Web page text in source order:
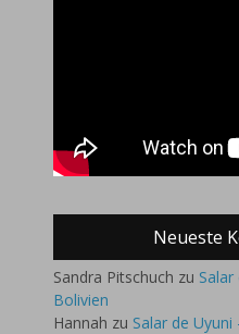
Neueste
Sandra Pitschuch zu
Bolivien
Hannah zu Salar de